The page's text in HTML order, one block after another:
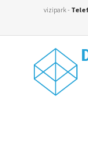
vizipark -